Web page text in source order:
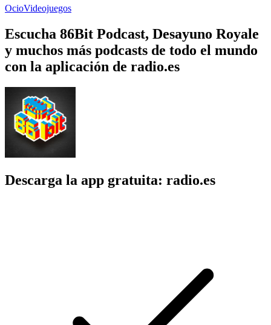
OcioVideojuegos
Escucha 86Bit Podcast, Desayuno Royale
y muchos más podcasts de todo el mundo
con la aplicación de radio.es
Descarga la app gratuita: radio.es